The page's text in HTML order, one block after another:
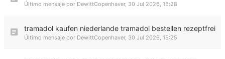
Último mensaje por DewittCopenhaver, 30 Jul 2026, 15:28
tramadol kaufen niederlande tramadol bestellen rezeptfrei
Último mensaje por DewittCopenhaver, 30 Jul 2026, 15:25